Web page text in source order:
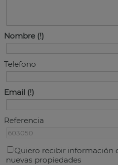
Nombre
Telefono
Email
Referencia
Quiero recibir información
nuevas propiedades